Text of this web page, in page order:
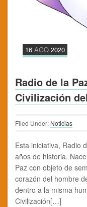
16 AGO 2020
Radio de la
Civilización
Filed Under: Noticias
Esta iniciativa, Radio
años de historia.
Paz con objeto de
corazón del hombre
dentro a la misma
Civilización[…]